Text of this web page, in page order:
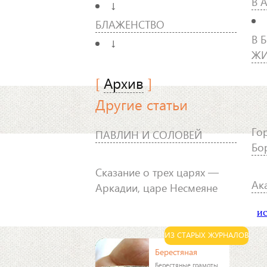
↓
БЛАЖЕНСТВО
↓
В
[Архив]
Другие статьи
ПАВЛИН И СОЛОВЕЙ
Сказание о трех царях —
Аркадии, царе Несмеяне
ИЗ СТАРЫХ ЖУРНАЛОВ
Берестяная
Берестяные грамоты